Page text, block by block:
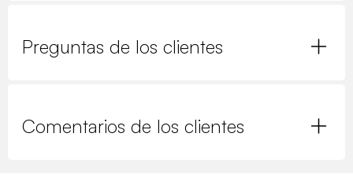
Preguntas de los clientes
Comentarios de los clientes